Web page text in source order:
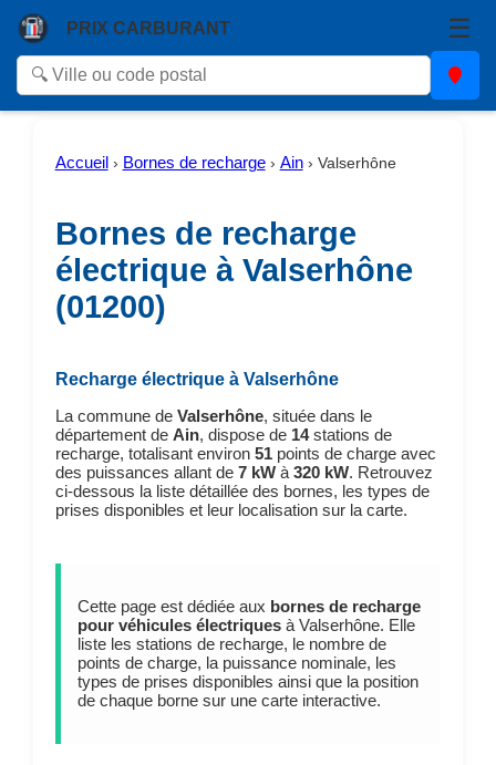
PRIX CARBURANT ☰
Accueil › Bornes de recharge› Ain› Valserhône
Bornes de recharge
électrique à Valserhône
(01200)
Recharge électrique à Valserhône
La commune de Valserhône, située dans le
département de Ain, dispose de 14stations de
recharge, totalisant environ 51points de charge avec
des puissances allant de 7 kWà 320 kW. Retrouvez
ci-dessous la liste détaillée des bornes, les types de
prises disponibles et leur localisation sur la carte.
Cette page est dédiée aux bornes de recharge
pour véhicules électriquesà Valserhône. Elle
liste les stations de recharge, le nombre de
points de charge, la puissance nominale, les
types de prises disponibles ainsi que la position
de chaque borne sur une carte interactive.